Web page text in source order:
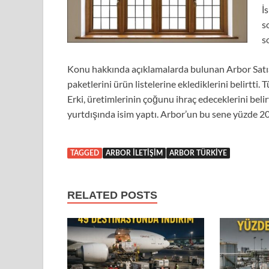
Konu hakkında açıklamalarda bulunan Arbor
paketlerini ürün listelerine eklediklerini belirtti.
Erki, üretimlerinin çoğunu ihraç edeceklerini
yurtdışında isim yaptı. Arbor’un bu sene yüzde
TAGGED ARBOR ILETIŞIM ARBOR TÜRKIYE
RELATED POSTS